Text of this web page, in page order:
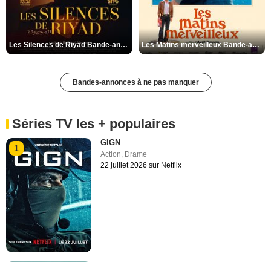
Les Silences de Riyad Bande-annonce VO STFR Les Matins merveilleux Bande-annonce VF
Bandes-annonces à ne pas manquer
Séries TV les + populaires
1
GIGN
Action, Drame
22 juillet 2026 sur Netflix